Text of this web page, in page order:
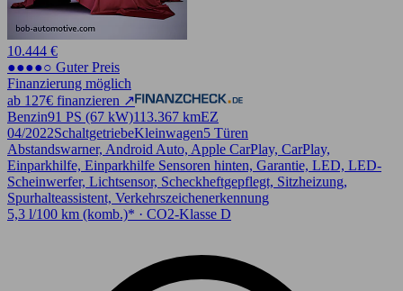
10.444 €
●●●●○ Guter Preis
Finanzierung möglich
ab 127€ finanzieren ↗
Benzin91 PS (67 kW)113.367 kmEZ
04/2022SchaltgetriebeKleinwagen5 Türen
Abstandswarner, Android Auto, Apple CarPlay, CarPlay,
Einparkhilfe, Einparkhilfe Sensoren hinten, Garantie, LED, LED-
Scheinwerfer, Lichtsensor, Scheckheftgepflegt, Sitzheizung,
Spurhalteassistent, Verkehrszeichenerkennung
5,3 l/100 km (komb.)* · CO2-Klasse D